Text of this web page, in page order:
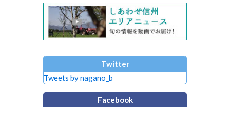
Twitter
Tweets by nagano_b
Facebook